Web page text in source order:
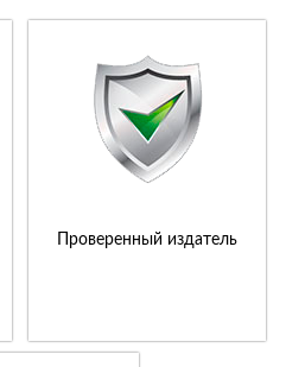
Проверенный издатель